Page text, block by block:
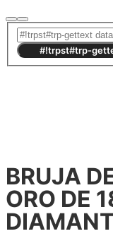
BRUJA
ORO DE